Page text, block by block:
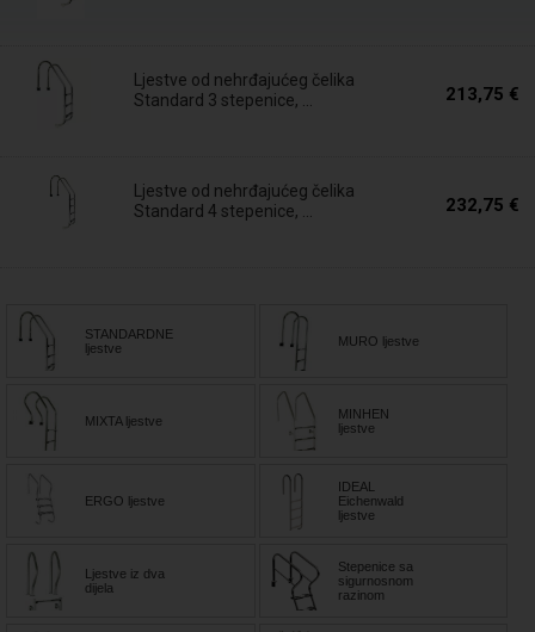
Ljestve od nehrđajućeg čelika
Standard 3 stepenice, ...
213,75 €
Ljestve od nehrđajućeg čelika
Standard 4 stepenice, ...
232,75 €
STANDARDNE
ljestve
MURO ljestve
MIXTA ljestve
MINHEN
ljestve
ERGO ljestve
IDEAL
Eichenwald
ljestve
Ljestve iz dva
dijela
Stepenice sa
sigurnosnom
razinom